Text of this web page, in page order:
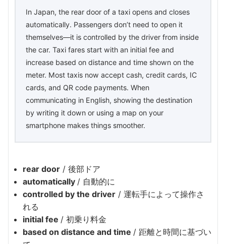
In Japan, the rear door of a taxi opens and closes
automatically. Passengers don’t need to open it
themselves—it is controlled by the driver from inside
the car. Taxi fares start with an initial fee and
increase based on distance and time shown on the
meter. Most taxis now accept cash, credit cards, IC
cards, and QR code payments. When
communicating in English, showing the destination
by writing it down or using a map on your
smartphone makes things smoother.
rear door / 後部ドア
automatically / 自動的に
controlled by the driver / 運転手によって操作さ
れる
initial fee / 初乗り料金
based on distance and time / 距離と時間に基づい